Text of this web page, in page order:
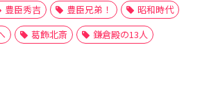
豊臣秀吉 豊臣兄弟！
昭和時代
葛飾北斎 鎌倉殿の13人